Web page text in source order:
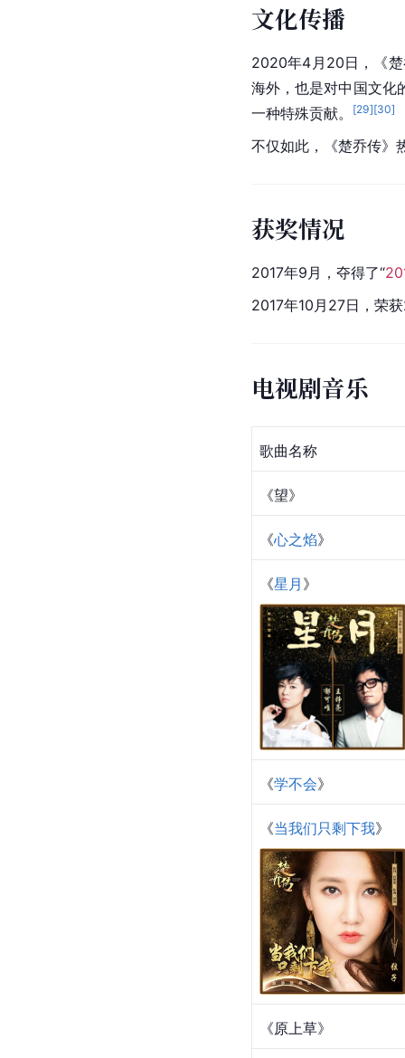
文化传播
2020年4月20日，《
海外，也是对中国文化
一种特殊贡献。
[29][30]
不仅如此，《楚乔传》
获奖情况
2017年9月，夺得了“
2017年10月27日，荣
电视剧音乐
歌曲名称
《望》
《心之焰》
《星月 》
《学不会》
《当我们只剩下我》
《原上草》